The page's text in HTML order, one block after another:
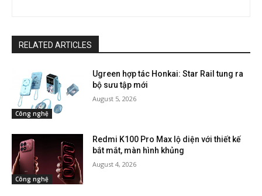
RELATED ARTICLES
Công nghệ
Ugreen hợp tác Honkai: Star Rail tung ra
bộ sưu tập mới
August 5, 2026
Công nghệ
Redmi K100 Pro Max lộ diện với thiết kế
bắt mắt, màn hình khủng
August 4, 2026